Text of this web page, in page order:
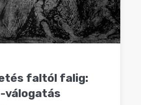
faltól falig:
válogatás